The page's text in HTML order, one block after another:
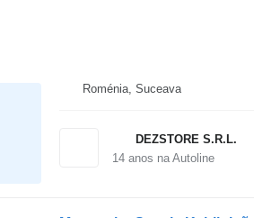
Roménia, Suceava
DEZSTORE S.R.L.
14anos na Autoline